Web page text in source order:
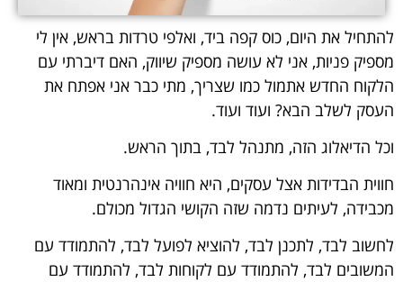
להתחיל את היום, כוס קפה ביד, ואלפי טרדות בראש, אין לי
מספיק פניות, אני לא עושה מספיק שיווק, האם דיברתי עם
הלקוח החדש אתמול כמו שצריך, מתי כבר אני אפתח את
העסק לשלב הבא? ועוד ועוד.
וכל הדיאלוג הזה, מתנהל לבד, בתוך הראש.
חווית הבדידות אצל עסקים, היא חוויה אינהרנטית ומאוד
מכבידה, לעיתים נדמה שזה הקושי הגדול מכולם.
לחשוב לבד, לתכנן לבד, להוציא לפועל לבד, להתמודד עם
המשובים לבד, להתמודד עם לקוחות לבד, להתמודד עם